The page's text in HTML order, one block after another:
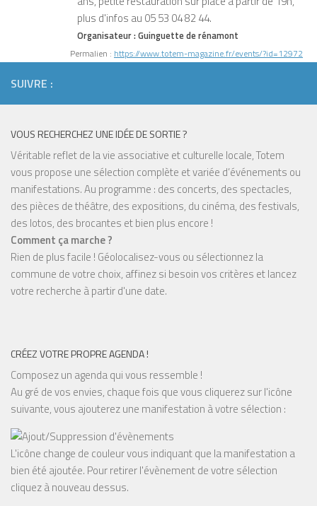
plus d'infos au 05 53 04 82 44.
Organisateur : Guinguette de rénamont
Permalien : https://www.totem-magazine.fr/events/?id=12972
SUIVRE :
VOUS RECHERCHEZ UNE IDÉE DE SORTIE ?
Véritable reflet de la vie associative et culturelle locale, Totem
vous propose une sélection complète et variée d’événements ou
manifestations. Au programme : des concerts, des spectacles,
des pièces de théâtre, des expositions, du cinéma, des festivals,
des lotos, des brocantes et bien plus encore !
Comment ça marche ?
Rien de plus facile ! Géolocalisez-vous ou sélectionnez la
commune de votre choix, affinez si besoin vos critères et lancez
votre recherche à partir d'une date.
CRÉEZ VOTRE PROPRE AGENDA !
Composez un agenda qui vous ressemble !
Au gré de vos envies, chaque fois que vous cliquerez sur l'icône
suivante, vous ajouterez une manifestation à votre sélection :
L'icône change de couleur vous indiquant que la manifestation a
bien été ajoutée. Pour retirer l'évènement de votre sélection
cliquez à nouveau dessus.